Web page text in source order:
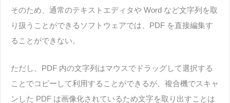
そのため、通常のテキストエディタや Word など文字列を取
り扱うことができるソフトウェアでは、PDF を直接編集す
ることができない。
ただし、PDF 内の文字列はマウスでドラッグして選択する
ことでコピーして利用することができるが、複合機でスキャ
ンした PDF は画像化されているため文字を取り出すことは